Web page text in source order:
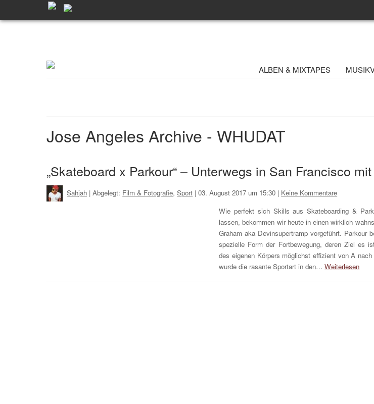
ALBEN & MIXTAPES
Jose Angeles Archive - WHUDAT
„Skateboard x Parkour“ – Unterwegs in San Francisco
Sahjah | Abgelegt: Film & Fotografie,Sport |03. August 2017 um 15:30 | Keine Kommentare
Wie perfekt sich Skills aus Skateboarding &
lassen, bekommen wir heute in einen wirklich
Graham aka Devinsupertramp vorgeführt. Parkour
spezielle Form der Fortbewegung, deren Ziel es
des eigenen Körpers möglichst effizient von A
wurde die rasante Sportart in den…Weiterlesen